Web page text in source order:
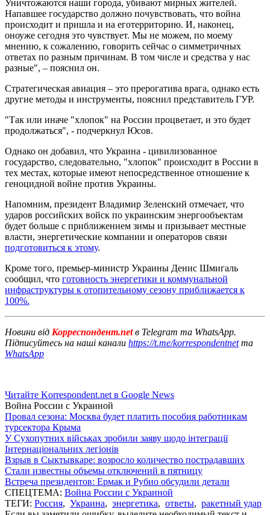
Уничтожаются наши города, убивают мирных жителей.
Напавшее государство должно почувствовать, что война
происходит и пришла и на еготерриторию. И, наконец,
оноуже сегодня это чувствует. Мы не можем, по моему
мнению, к сожалению, говорить сейчас о симметричных
ответах по разным причинам. В том числе и средства у нас
разные", – пояснил он.
Стратегическая авиация – это прерогатива врага, однако есть
другие методы и инструменты, пояснил представитель ГУР.
"Так или иначе "хлопок" на России процветает, и это будет
продолжаться", - подчеркнул Юсов.
Однако он добавил, что Украина - цивилизованное
государство, следовательно, "хлопок" происходит в России в
тех местах, которые имеют непосредственное отношение к
геноцидной войне против Украины.
Напомним, президент Владимир Зеленский отмечает, что
ударов российских войск по украинским энергообъектам
будет больше с приближением зимы и призывает местные
власти, энергетические компании и операторов связи
подготовиться к этому.
Кроме того, премьер-министр Украины Денис Шмигаль
сообщил, что готовность энергетики и коммунальной
инфраструктуры к отопительному сезону приближается к
100%.
Новини від Корреспондент.netв Telegram та WhatsApp.
Підписуйтесь на наші канали https://t.me/korrespondentnetта
WhatsApp
Читайте Korrespondent.net в Google News
Война России с Украиной
Провал сезона: Москва будет платить пособия работникам
турсектора Крыма
У Сухопутних військах зробили заяву щодо інтеграції
Інтернаціональних легіонів
Взрыв в Сыктывкаре: возросло количество пострадавших
Стали известны объемы отключений в пятницу
Встреча президентов: Ермак и Рубио обсудили детали
СПЕЦТЕМА: Война России с Украиной
ТЕГИ: Россия, Украина, энергетика, ответы, ракетный удар